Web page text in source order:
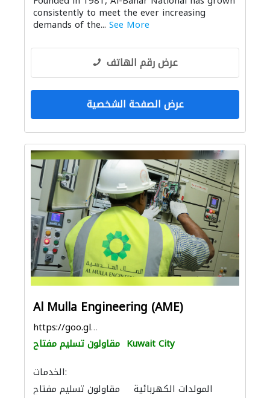
consistently to meet the ever increasing
demands of the... See More
عرض رقم الهاتف
عرض الصفحة الشخصية
Al Mulla Engineering (AME)
https://goo.gl/maps/krDqf5eVSct4mUT26
مقاولون تسليم مفتاح Kuwait City
الخدمات:
مقاولون تسليم مفتاح
المولدات الكهربائية